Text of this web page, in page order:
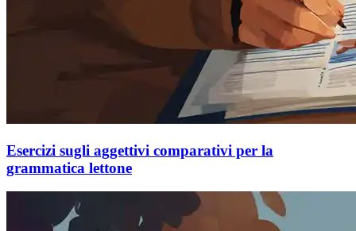
Esercizi sugli aggettivi comparativi per la
grammatica lettone